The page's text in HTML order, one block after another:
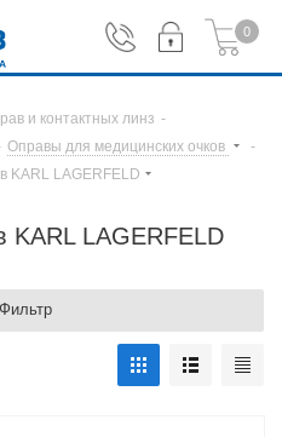
0
и контактных линз -
Оправы для медицинских очков
-
KARL LAGERFELD
LAGERFELD
Фильтр